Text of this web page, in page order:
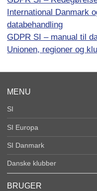
International Danmark
databehandling
GDPR SI – manual til
Unionen, regioner og
MENU
SI
SI Europa
SI Danmark
Danske klubber
BRUGER